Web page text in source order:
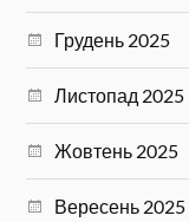
Грудень 2025
Листопад 2025
Жовтень 2025
Вересень 2025